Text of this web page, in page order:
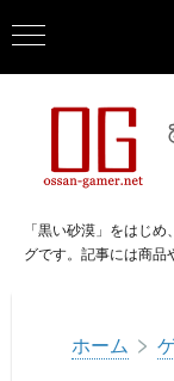
「黒い砂漠」をはじ
グです。記事には商品
ホーム >